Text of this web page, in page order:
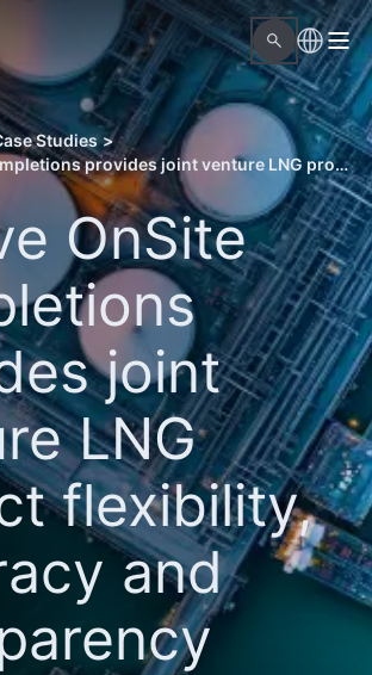
Studies >
Octave OnSite Completions provides joint venture LNG project flexibility, accuracy and transparency
OnSite
joint
LNG
flexibility,
and